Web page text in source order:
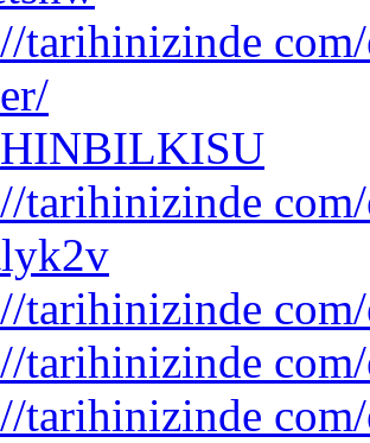
tarihinizinde
tarihinizinde
tarihinizinde
tarihinizinde
tarihinizinde